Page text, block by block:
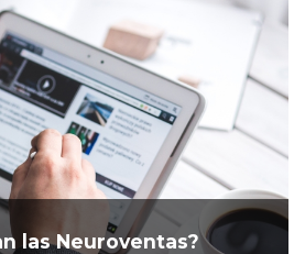
las Neuroventas?